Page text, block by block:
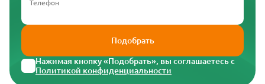
Телефон
Подобрать
Нажимая кнопку «Подобрать», вы соглашаетесь с
Политикой конфиденциальности